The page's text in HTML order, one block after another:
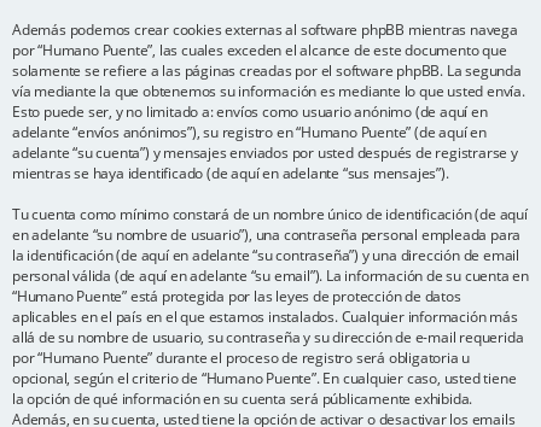
Además podemos crear cookies externas al software phpBB mientras navega
por “Humano Puente”, las cuales exceden el alcance de este documento que
solamente se refiere a las páginas creadas por el software phpBB. La segunda
vía mediante la que obtenemos su información es mediante lo que usted envía.
Esto puede ser, y no limitado a: envíos como usuario anónimo (de aquí en
adelante “envíos anónimos”), su registro en “Humano Puente” (de aquí en
adelante “su cuenta”) y mensajes enviados por usted después de registrarse y
mientras se haya identificado (de aquí en adelante “sus mensajes”).
Tu cuenta como mínimo constará de un nombre único de identificación (de aquí
en adelante “su nombre de usuario”), una contraseña personal empleada para
la identificación (de aquí en adelante “su contraseña”) y una dirección de email
personal válida (de aquí en adelante “su email”). La información de su cuenta en
“Humano Puente” está protegida por las leyes de protección de datos
aplicables en el país en el que estamos instalados. Cualquier información más
allá de su nombre de usuario, su contraseña y su dirección de e-mail requerida
por “Humano Puente” durante el proceso de registro será obligatoria u
opcional, según el criterio de “Humano Puente”. En cualquier caso, usted tiene
la opción de qué información en su cuenta será públicamente exhibida.
Además, en su cuenta, usted tiene la opción de activar o desactivar los emails